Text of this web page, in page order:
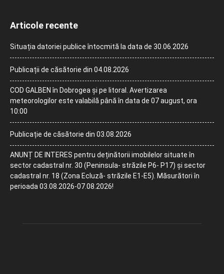
Articole recente
Situația datoriei publice întocmită la data de 30.06.2026
Publicații de căsătorie din 04.08.2026
COD GALBEN în Dobrogea și pe litoral. Avertizarea
meteorologilor este valabilă până în data de 07 august, ora
10:00
Publicație de căsătorie din 03.08.2026
ANUNȚ DE INTERES pentru deținătorii imobilelor situate în
sector cadastral nr. 30 (Peninsula- străzile P6- P17) și sector
cadastral nr. 18 (Zona Ecluză- străzile E1-E5). Măsurători în
perioada 03.08.2026-07.08.2026!